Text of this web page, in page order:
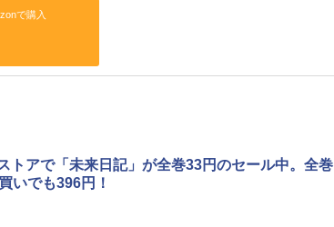
で購入
トアで「未来日記」が全巻33円のセール中。全巻
いでも396円！